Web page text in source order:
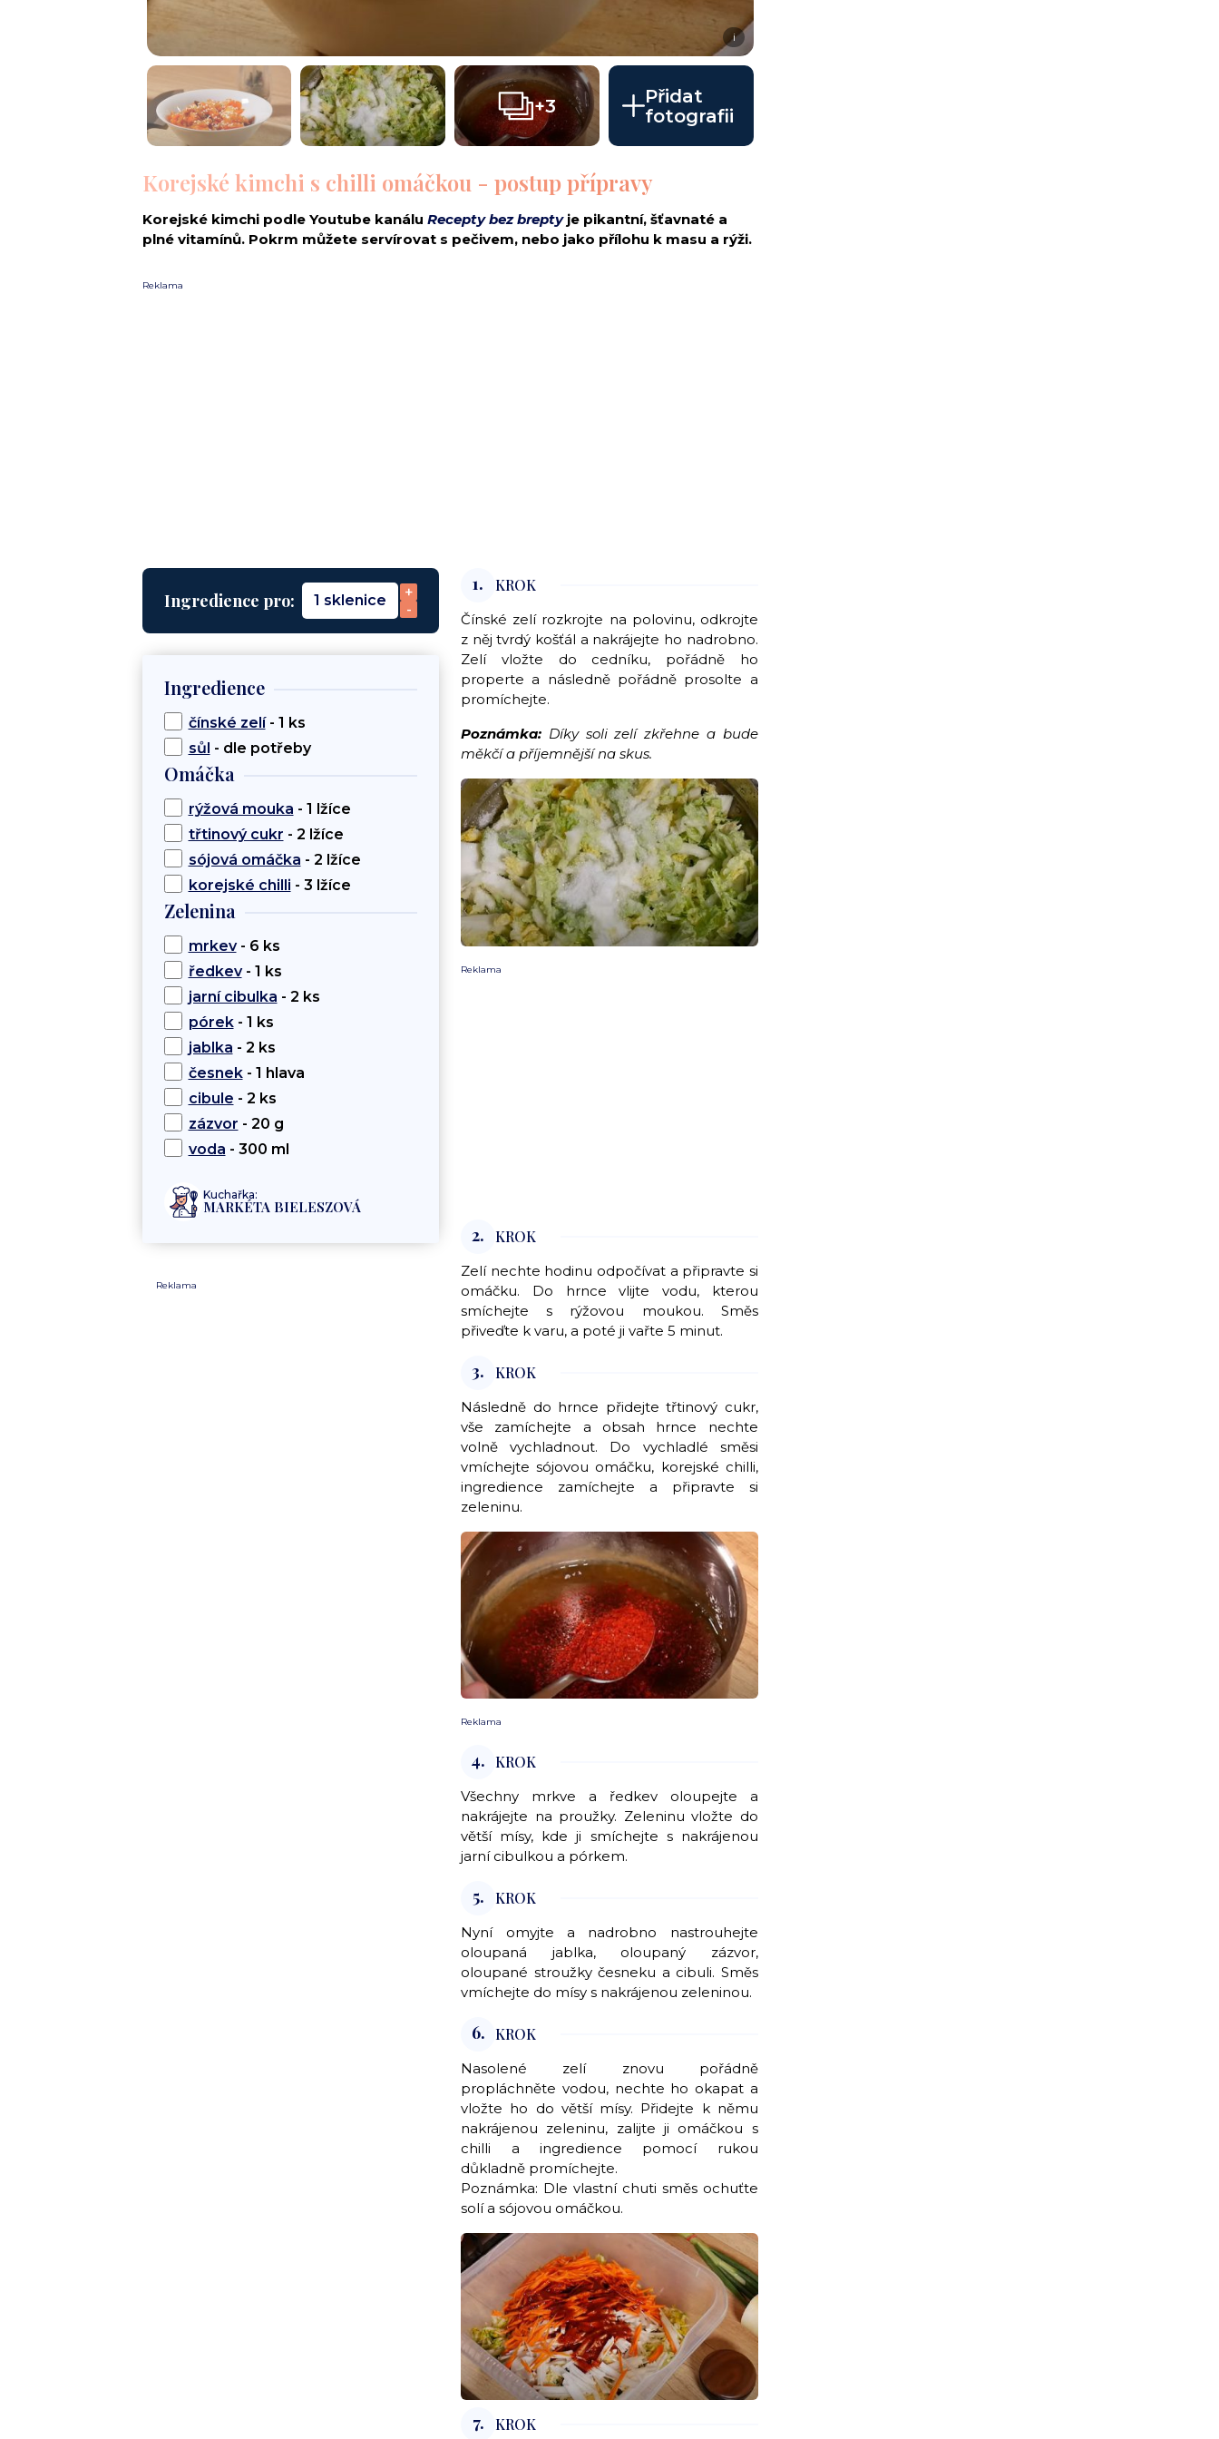
i
+3
Přidat
fotografii
Korejské kimchi s chilli omáčkou - postup přípravy
Korejské kimchi podle Youtube kanálu Recepty bez breptyje pikantní, šťavnaté a
plné vitamínů. Pokrm můžete servírovat s pečivem, nebo jako přílohu k masu a rýži.
Reklama
Ingredience pro: 1 sklenice
+
-
Ingredience
čínské zelí- 1 ks
sůl - dle potřeby
Omáčka
rýžová mouka - 1 lžíce
třtinový cukr - 2 lžíce
sójová omáčka - 2 lžíce
korejské chilli - 3 lžíce
Zelenina
mrkev- 6 ks
ředkev- 1 ks
jarní cibulka - 2 ks
pórek- 1 ks
jablka - 2 ks
česnek- 1 hlava
cibule - 2 ks
zázvor - 20 g
voda - 300 ml
Kuchařka:
MARKÉTA BIELESZOVÁ
Reklama
1. KROK
Čínské zelí rozkrojte na polovinu, odkrojte
z něj tvrdý košťál a nakrájejte ho nadrobno.
Zelí vložte do cedníku, pořádně ho
properte a následně pořádně prosolte a
promíchejte.
Poznámka: Díky soli zelí zkřehne a bude
měkčí a příjemnější na skus.
Reklama
2. KROK
Zelí nechte hodinu odpočívat a připravte si
omáčku. Do hrnce vlijte vodu, kterou
smíchejte s rýžovou moukou. Směs
přiveďte k varu, a poté ji vařte 5 minut.
3. KROK
Následně do hrnce přidejte třtinový cukr,
vše zamíchejte a obsah hrnce nechte
volně vychladnout. Do vychladlé směsi
vmíchejte sójovou omáčku, korejské chilli,
ingredience zamíchejte a připravte si
zeleninu.
Reklama
4. KROK
Všechny mrkve a ředkev oloupejte a
nakrájejte na proužky. Zeleninu vložte do
větší mísy, kde ji smíchejte s nakrájenou
jarní cibulkou a pórkem.
5. KROK
Nyní omyjte a nadrobno nastrouhejte
oloupaná jablka, oloupaný zázvor,
oloupané stroužky česneku a cibuli. Směs
vmíchejte do mísy s nakrájenou zeleninou.
6. KROK
Nasolené zelí znovu pořádně
propláchněte vodou, nechte ho okapat a
vložte ho do větší mísy. Přidejte k němu
nakrájenou zeleninu, zalijte ji omáčkou s
chilli a ingredience pomocí rukou
důkladně promíchejte.
Poznámka: Dle vlastní chuti směs ochuťte
solí a sójovou omáčkou.
7. KROK